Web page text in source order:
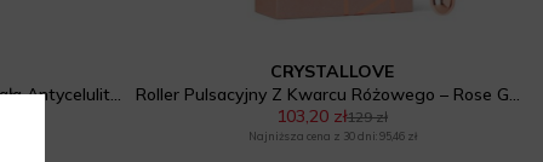
La Bomba Szczotka do masażu ciała Antycelulitowa
CRYSTALLOVE
Roller Pulsacyjny Z Kwarcu Różowego – Rose Gold
103,20 zł129 zł
Najniższa cena z 30 dni: 95,46 zł